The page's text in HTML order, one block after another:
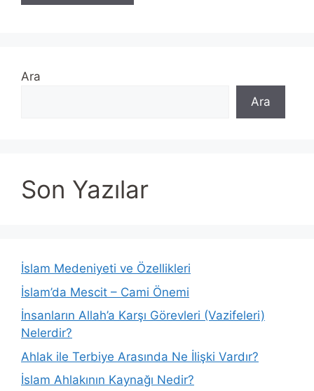
Ara
Ara
Son Yazılar
İslam Medeniyeti ve Özellikleri
İslam’da Mescit – Cami Önemi
İnsanların Allah’a Karşı Görevleri (Vazifeleri)
Nelerdir?
Ahlak ile Terbiye Arasında Ne İlişki Vardır?
İslam Ahlakının Kaynağı Nedir?